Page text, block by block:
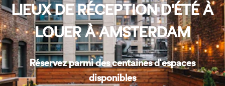
LIEUX DE RÉCEPTION D'ÉTÉ À
LOUER À AMSTERDAM
Réservez parmi des centaines d'espaces
disponibles